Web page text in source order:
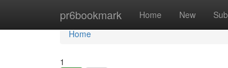
pr6bookmark Home New
Home
Home
1